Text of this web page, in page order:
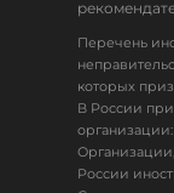
Перечень
которых
В России
организации:
России